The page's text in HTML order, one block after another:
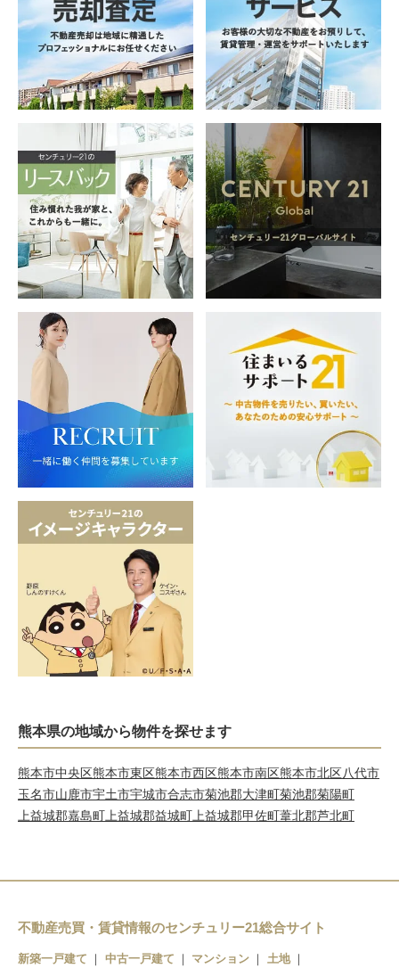
熊本県の地域から物件を探せます
熊本市中央区熊本市東区熊本市西区熊本市南区熊本市北区八代市
玉名市山鹿市宇土市宇城市合志市菊池郡大津町菊池郡菊陽町
上益城郡嘉島町 上益城郡益城町 上益城郡甲佐町葦北郡芦北町
不動産売買・賃貸情報のセンチュリー21総合サイト
新築一戸建て 中古一戸建て マンション
土地